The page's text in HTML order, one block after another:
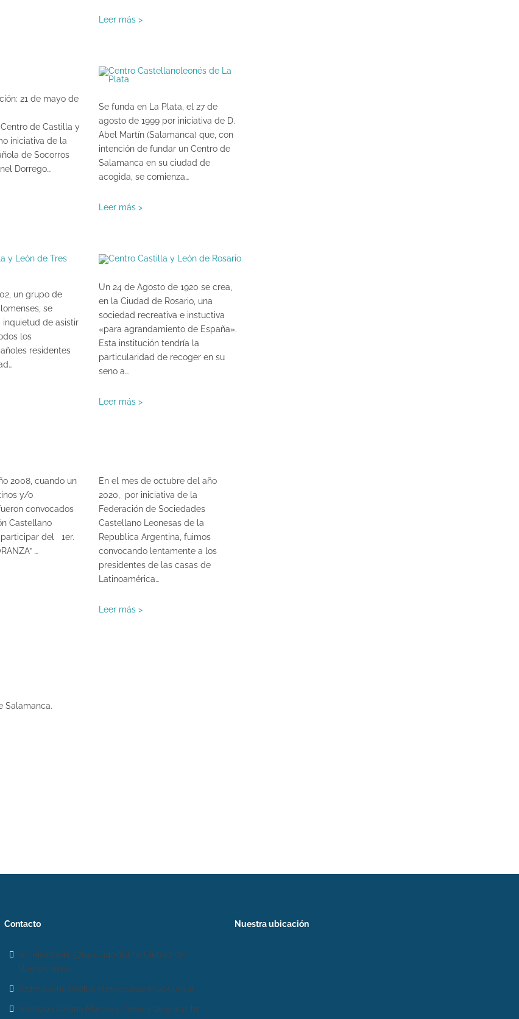
Leer más >
21 de mayo de
Centro de Castilla y
iniciativa de la
de Socorros
Dorrego…
Se funda en La Plata, el 27 de
agosto de 1999 por iniciativa de D.
Abel Martín (Salamanca) que, con
intención de fundar un Centro de
Salamanca en su ciudad de
acogida, se comienza…
Leer más >
un grupo de
se
inquietud de asistir
los
residentes
Un 24 de Agosto de 1920 se crea,
en la Ciudad de Rosario, una
sociedad recreativa e instuctiva
«para agrandamiento de España».
Esta institución tendría la
particularidad de recoger en su
seno a…
Leer más >
2008, cuando un
y/o
convocados
Castellano
del 1er.
…
En el mes de octubre del año
2020, por iniciativa de la
Federación de Sociedades
Castellano Leonesas de la
Republica Argentina, fuimos
convocando lentamente a los
presidentes de las casas de
Latinoamérica…
Leer más >
Salamanca.
Contacto
Av. Rivadavia 5764 (C1406GLN) Ciudad de
Buenos Aires.
federacioncastellanoleonesa@yahoo.com.ar
Atención Oficina Martes y Jueves de 9 a 17 hs.
Nuestra ubicación